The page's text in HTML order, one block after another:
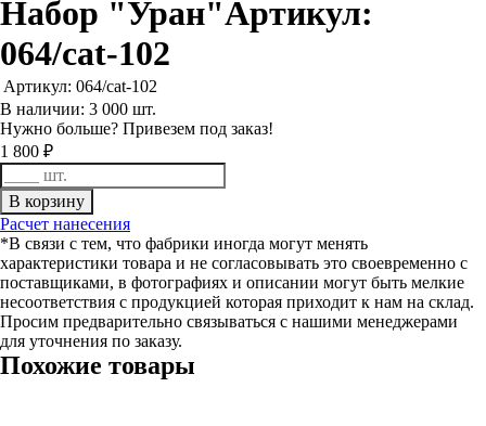
Набор "Уран"Артикул:
064/cat-102
Артикул: 064/cat-102
В наличии: 3 000 шт.
Нужно больше? Привезем под заказ!
1 800 ₽
Расчет нанесения
*В связи с тем, что фабрики иногда могут менять
характеристики товара и не согласовывать это своевременно с
поставщиками, в фотографиях и описании могут быть мелкие
несоответствия с продукцией которая приходит к нам на склад.
Просим предварительно связываться с нашими менеджерами
для уточнения по заказу.
Похожие товары